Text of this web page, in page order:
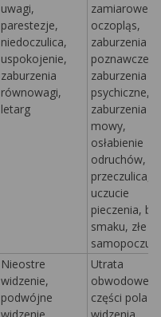
uwagi,
parestezje,
niedoczulica,
uspokojenie,
zaburzenia
równowagi,
letarg
zamiarowe,
oczopląs,
zaburzenia
poznawcze,
zaburzenia
psychiczne,
zaburzenia
mowy,
osłabienie
odruchów,
przeczulica,
uczucie
pieczenia,
smaku, złe
Nieostre
widzenie,
podwójne
Utrata
obwodowej
części pola